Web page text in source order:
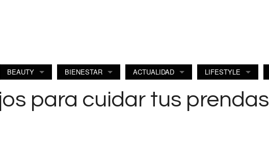
BEAUTY BIENESTAR ACTUALIDAD LIFESTYLE
para cuidar tus prendas